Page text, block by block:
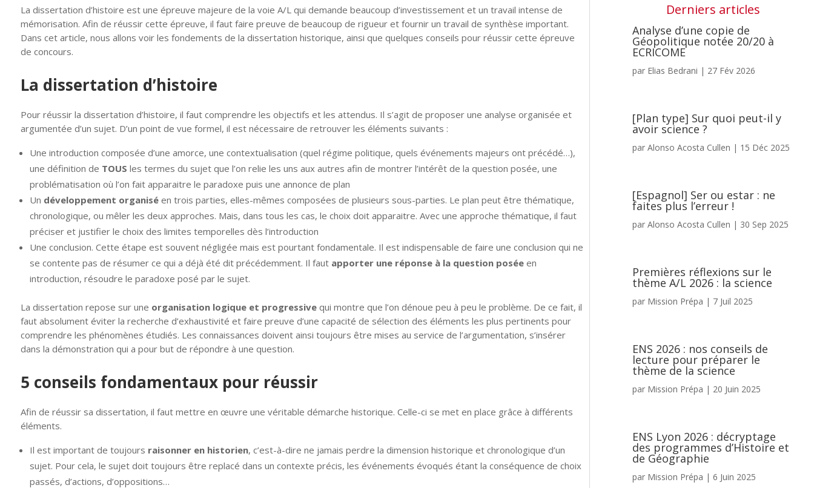
La dissertation d’histoire est une épreuve majeure de la voie A/L qui demande beaucoup d’investissement et un travail intense de
mémorisation. Afin de réussir cette épreuve, il faut faire preuve de beaucoup de rigueur et fournir un travail de synthèse important.
Dans cet article, nous allons voir les fondements de la dissertation historique, ainsi que quelques conseils pour réussir cette épreuve
de concours.
La dissertation d’histoire
Pour réussir la dissertation d’histoire, il faut comprendre les objectifs et les attendus. Il s’agit de proposer une analyse organisée et
argumentée d’un sujet. D’un point de vue formel, il est nécessaire de retrouver les éléments suivants :
Une introduction composée d’une amorce, une contextualisation (quel régime politique, quels événements majeurs ont précédé…),
une définition de TOUS les termes du sujet que l’on relie les uns aux autres afin de montrer l’intérêt de la question posée, une
problématisation où l’on fait apparaitre le paradoxe puis une annonce de plan
Un développement organiséen trois parties, elles-mêmes composées de plusieurs sous-parties. Le plan peut être thématique,
chronologique, ou mêler les deux approches. Mais, dans tous les cas, le choix doit apparaitre. Avec une approche thématique, il faut
préciser et justifier le choix des limites temporelles dès l’introduction
Une conclusion. Cette étape est souvent négligée mais est pourtant fondamentale. Il est indispensable de faire une conclusion qui ne
se contente pas de résumer ce qui a déjà été dit précédemment. Il faut apporter une réponse à la question poséeen
introduction, résoudre le paradoxe posé par le sujet.
La dissertation repose sur une organisation logique et progressive qui montre que l’on dénoue peu à peu le problème. De ce fait, il
faut absolument éviter la recherche d’exhaustivité et faire preuve d’une capacité de sélection des éléments les plus pertinents pour
comprendre les phénomènes étudiés. Les connaissances doivent ainsi toujours être mises au service de l’argumentation, s’insérer
dans la démonstration qui a pour but de répondre à une question.
5 conseils fondamentaux pour réussir
Afin de réussir sa dissertation, il faut mettre en œuvre une véritable démarche historique. Celle-ci se met en place grâce à différents
éléments.
Il est important de toujours raisonner en historien, c’est-à-dire ne jamais perdre la dimension historique et chronologique d’un
sujet. Pour cela, le sujet doit toujours être replacé dans un contexte précis, les événements évoqués étant la conséquence de choix
passés, d’actions, d’oppositions…
Derniers articles
Analyse d’une copie de
Géopolitique notée 20/20 à
ECRICOME
par Elias Bedrani | 27 Fév 2026
[Plan type] Sur quoi peut-il y
avoir science ?
par Alonso Acosta Cullen | 15 Déc 2025
[Espagnol] Ser ou estar : ne
faites plus l’erreur !
par Alonso Acosta Cullen | 30 Sep 2025
Premières réflexions sur le
thème A/L 2026 : la science
par Mission Prépa | 7 Juil 2025
ENS 2026 : nos conseils de
lecture pour préparer le
thème de la science
par Mission Prépa | 20 Juin 2025
ENS Lyon 2026 : décryptage
des programmes d’Histoire et
de Géographie
par Mission Prépa | 6 Juin 2025